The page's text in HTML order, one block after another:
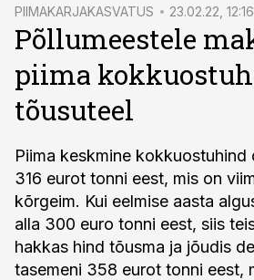
PIIMAKARJAKASVATUS 23.02.22, 12:16
Põllumeestele
piima
tõusuteel
Piima keskmine kokkuostuhind
316 eurot tonni eest, mis on
kõrgeim. Kui eelmise aasta
alla 300 euro tonni eest, siis
hakkas hind tõusma ja jõudis
tasemeni 358 eurot tonni eest,